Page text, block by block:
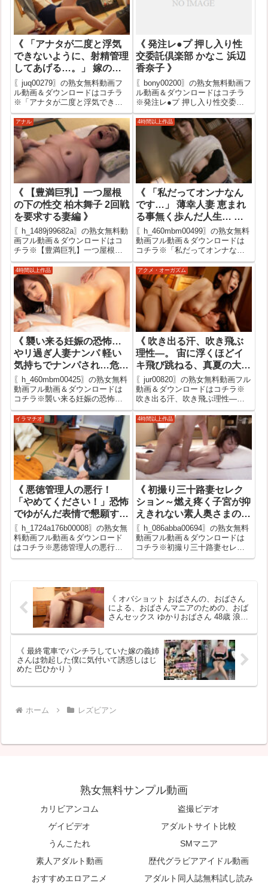
《 「アナタが二度と浮気
できないように、射精管理
してあげる…。」 嫁の母
に浮気がバレて、寸止め生
殺しSEXでたっぷりシゴか
れた僕。 北条麻妃 》
〖juq00279〗の熟女無料動画フ
ル動画＆ダウンロードはコチラ
※「アナタが二度と浮気できな
いように、射精管理してあげ
る…。」 嫁の母に浮気がバレ
て、寸止め生殺しSEXでたっぷ
りシゴかれた僕。 北条麻妃の安
全な熟女無料サンプル動画です
が、無...
《 発注レ●プ 押し入り性
交委託倶楽部 かなこ 浜辺
香奈子 》
〖bony00200〗の熟女無料動画フ
ル動画＆ダウンロードはコチラ
※発注レ●プ 押し入り性交委託
倶楽部 かなこ 浜辺香奈子の安全
な熟女無料サンプル動画です
が、無料サンプル動画が無い作
品もあります。その時はバナー
クリックで公式サイトでフル動
画...
アナル
《 【豊満巨乳】一つ屋根
の下の性交 柏木舞子 2回戦
を要求する妻編 》
〖h_1489j99682a〗の熟女無料動
画フル動画＆ダウンロードはコ
チラ※【豊満巨乳】一つ屋根の
下の性交 柏木舞子 2回戦を要求
する妻編の安全な熟女無料サン
プル動画ですが、無料サンプル
動画が無い作品もあります。そ
の時はバナークリックで公式...
4時間以上作品
《 「私だってオンナなん
です…」 薄幸人妻 恵まれ
る事無く歩んだ人生… 初
めての浮気SEXで味わう淡
い幸福＆無上の快感 初撮
り熟女 淫乱開花 中出し昇
天12人240分 》
〖h_460mbm00499〗の熟女無料
動画フル動画＆ダウンロードは
コチラ※「私だってオンナなん
です…」 薄幸人妻 恵まれる事無
く歩んだ人生… 初めての浮気
SEXで味わう淡い幸福＆無上の
快感 初撮り熟女 淫乱開花 中出
し昇天12人240分の...
4時間以上作品
《 襲い来る妊娠の恐怖…
やリ過ぎ人妻ナンパ 軽い
気持ちでナンパされ…危険
日に中出しされて後悔に頭
を抱える人妻12人4時間
@06 》
〖h_460mbm00425〗の熟女無料
動画フル動画＆ダウンロードは
コチラ※襲い来る妊娠の恐怖…
やリ過ぎ人妻ナンパ 軽い気持ち
でナンパされ…危険日に中出し
されて後悔に頭を抱える人妻12
人4時間@06の安全な熟女無料サ
ンプル動画ですが、無料サ...
アクメ・オーガズム
《 吹き出る汗、吹き飛ぶ
理性―。 宙に浮くほどイ
キ飛び跳ねる、真夏の大痙
攣エビ反り不倫SEX。 さ
つき芽衣 》
〖jur00820〗の熟女無料動画フル
動画＆ダウンロードはコチラ※
吹き出る汗、吹き飛ぶ理性―。
宙に浮くほどイキ飛び跳ねる、
真夏の大痙攣エビ反り不倫
SEX。 さつき芽衣の安全な熟女
無料サンプル動画ですが、無料
サンプル動画が無い作品もあり
ます...
イラマチオ
《 悪徳管理人の悪行！
「やめてください！」恐怖
でゆがんだ表情で懇願する
奥様の悲痛な叫びは届かな
い！ 》
〖h_1724a176b00008〗の熟女無
料動画フル動画＆ダウンロード
はコチラ※悪徳管理人の悪行！
「やめてください！」恐怖でゆ
熟女無料サンプル動画ですが、
無料サンプル動画が無い作品
も...
4時間以上作品
《 初撮り三十路妻セレク
ション～燃え疼く子宮が抑
えきれない素人奥さまの淫
欲中出し性交～30人8時間
2枚組 》
〖h_086abba00694〗の熟女無料
動画フル動画＆ダウンロードは
コチラ※初撮り三十路妻セレク
ション～燃え疼く子宮が抑えき
無料サンプル動画が無い作品...
《 オバショット おばさんの、おばさん
による、おばさんマニアのための、おば
さんセックス ゆかりおばさん 48歳 浪川
《 最終電車でパンチラしていた嫁の義姉
さんは勃起した僕に気付いて誘惑しはじ
めた 巴ひかり 》
ホーム レズビアン
熟女無料サンプル動画
カリビアンコム
盗撮ビデオ
ゲイビデオ
アダルトサイト比較
うんこたれ
SMマニア
素人アダルト動画
歴代グラビアアイドル動画
おすすめエロアニメ
アダルト同人誌無料試し読み